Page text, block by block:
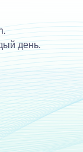
день.